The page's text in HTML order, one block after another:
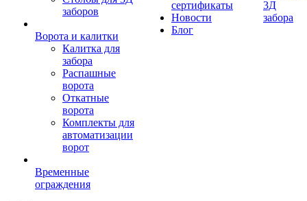
заборов
Ворота и калитки
Калитка для
забора
Распашные
ворота
Откатные
ворота
Комплекты для
автоматизации
ворот
Временные
ограждения
сертификаты
Новости
Блог
3Д
забора